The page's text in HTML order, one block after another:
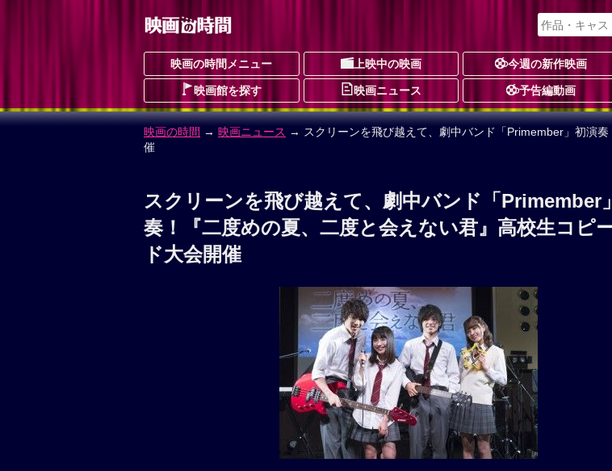
映画の時間メニュー 上映中の映画 今週の新作映画
映画館を探す 映画ニュース 予告編動画
映画の時間 → 映画ニュース → スクリーンを飛び越えて、劇中バンド「Primember」初演
催
スクリーンを飛び越えて、劇中バンド「Primember
奏！『二度めの夏、二度と会えない君』高校生コピ
ド大会開催